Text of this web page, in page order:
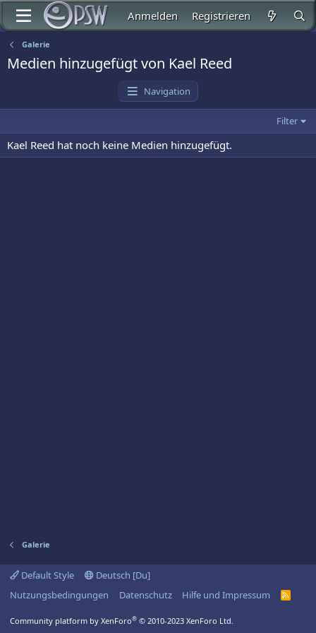
Anmelden Registrieren
Galerie
Medien hinzugefügt von Kael Reed
Navigation
Filter
Kael Reed hat noch keine Medien hinzugefügt.
Galerie
Default Style
Deutsch [Du]
Nutzungsbedingungen
Datenschutz Hilfe und Impressum
R
Community platform by XenForo® © 2010-2023 XenForo Ltd.